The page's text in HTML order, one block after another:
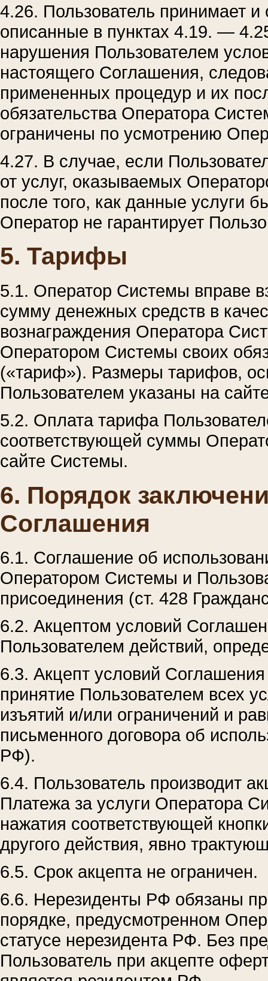
4.26. Пользователь принимает
описанные в пунктах 4.19. —
нарушения Пользователем
настоящего Соглашения,
примененных процедур и их
обязательства Оператора
ограничены по усмотрению
4.27. В случае, если
от услуг, оказываемых
после того, как данные услуги
Оператор не гарантирует
5. Тарифы
5.1. Оператор Системы вправе
сумму денежных средств в
вознаграждения Оператора
Оператором Системы своих
(«тариф»). Размеры тарифов,
Пользователем указаны на
5.2. Оплата тарифа
соответствующей суммы
сайте Системы.
6. Порядок
Соглашения
6.1. Соглашение об
Оператором Системы и
присоединения (ст. 428
6.2. Акцептом условий
Пользователем действий,
6.3. Акцепт условий
принятие Пользователем всех
изъятий и/или ограничений и
письменного договора об
РФ).
6.4. Пользователь производит
Платежа за услуги Оператора
нажатия соответствующей
другого действия, явно
6.5. Срок акцепта не ограничен.
6.6. Нерезиденты РФ обязаны
порядке, предусмотренном
статусе нерезидента РФ. Без
Пользователь при акцепте